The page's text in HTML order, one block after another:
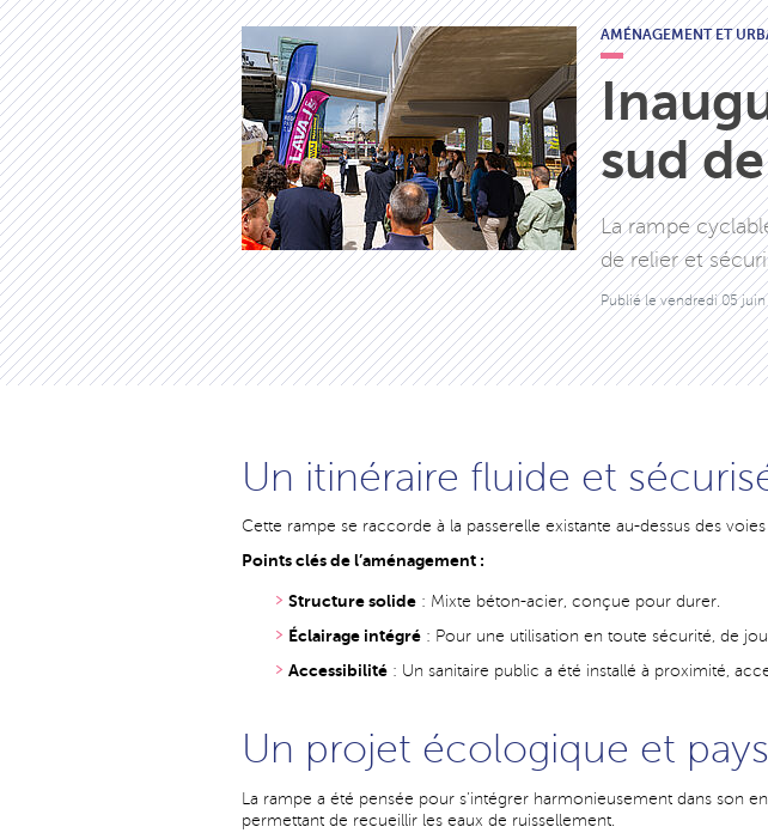
AMÉNAGEMENT ET
sud
La rampe
de relier et
Publié levendredi 05
Un itinéraire fluide et
Cette rampe se raccorde à la passerelle existante au-dessus des
Points clés de l’aménagement :
Structure solide : Mixte béton-acier, conçue pour durer.
Éclairage intégré : Pour une utilisation en toute sécurité, de
Accessibilité : Un sanitaire public a été installé à proximité,
Un projet écologique et
La rampe a été pensée pour s’intégrer harmonieusement dans son
permettant de recueillir les eaux de ruissellement.